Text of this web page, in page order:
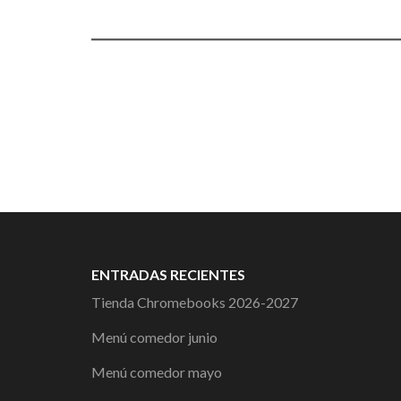
ENTRADAS RECIENTES
Tienda Chromebooks 2026-2027
Menú comedor junio
Menú comedor mayo